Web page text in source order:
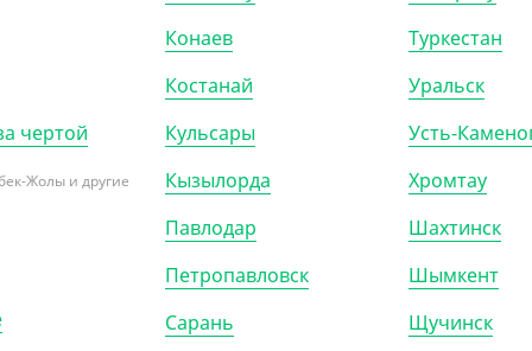
чертой
Жолы и другие
Конаев
Костанай
Кульсары
Кызылорда
Павлодар
Петропавловск
Сарань
Туркестан
Уральск
Усть-
Хромтау
Шахтинск
Шымкент
Щучинск